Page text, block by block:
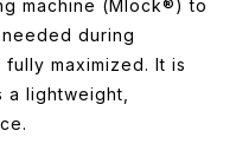
machine (Mlock®) to
during
maximized. It is
lightweight,